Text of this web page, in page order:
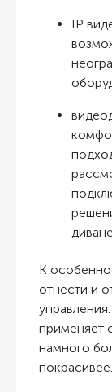
IP
К
отнести и
применяет
намного
покрасивее.